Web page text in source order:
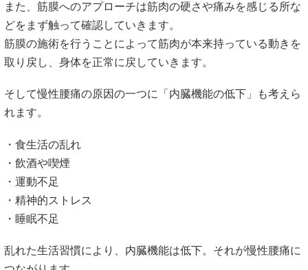
また、筋膜へのアプローチは筋肉の硬さや痛みを感じる所な
どをまず触って確認していきます。
筋膜の施術を行うことによって筋肉が本来持っている動きを
取り戻し、身体を正常に戻していきます。
そして慢性腰痛の原因の一つに「内臓機能の低下」も考えら
れます。
・食生活の乱れ
・飲酒や喫煙
・運動不足
・精神的ストレス
・睡眠不足
乱れた生活習慣により、内臓機能は低下。それが慢性腰痛に